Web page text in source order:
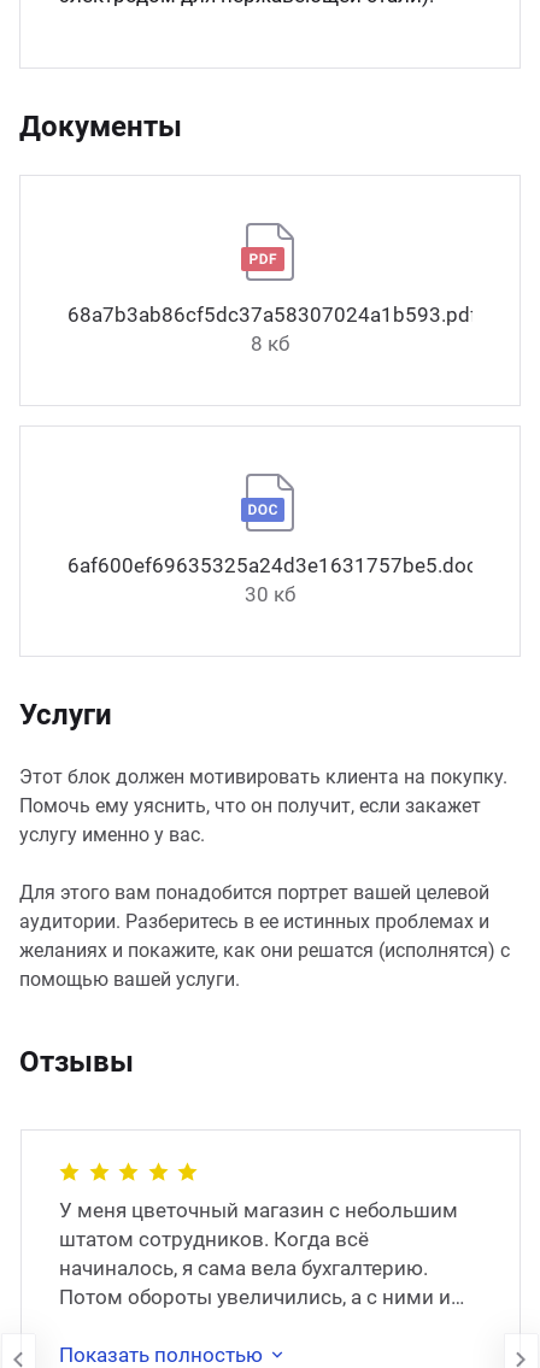
Документы
68a7b3ab86cf5dc37a58307024a1b593.pdf
8 кб
6af600ef69635325a24d3e1631757be5.docx
30 кб
Услуги
Этот блок должен мотивировать клиента на покупку.
Помочь ему уяснить, что он получит, если закажет
услугу именно у вас.
Для этого вам понадобится портрет вашей целевой
аудитории. Разберитесь в ее истинных проблемах и
желаниях и покажите, как они решатся (исполнятся) с
помощью вашей услуги.
Отзывы
У меня цветочный магазин с небольшим
штатом сотрудников. Когда всё
начиналось, я сама вела бухгалтерию.
Потом обороты увеличились, а с ними и
наняла штатног�
Показать полностью